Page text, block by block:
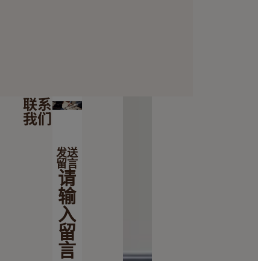
联系
我们
发送
留言
请
输
入
留
言